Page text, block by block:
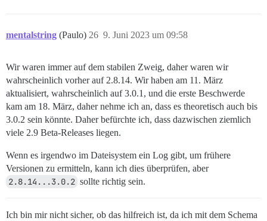
mentalstring (Paulo) 9. Juni 2023 um 09:58
26
Wir waren immer auf dem stabilen Zweig, daher waren wir
wahrscheinlich vorher auf 2.8.14. Wir haben am 11. März
aktualisiert, wahrscheinlich auf 3.0.1, und die erste Beschwerde
kam am 18. März, daher nehme ich an, dass es theoretisch auch bis
3.0.2 sein könnte. Daher befürchte ich, dass dazwischen ziemlich
viele 2.9 Beta-Releases liegen.
Wenn es irgendwo im Dateisystem ein Log gibt, um frühere
Versionen zu ermitteln, kann ich dies überprüfen, aber
2.8.14...3.0.2 sollte richtig sein.
Ich bin mir nicht sicher, ob das hilfreich ist, da ich mit dem Schema